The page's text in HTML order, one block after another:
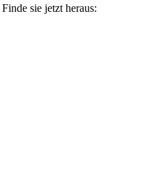
Finde sie jetzt heraus: